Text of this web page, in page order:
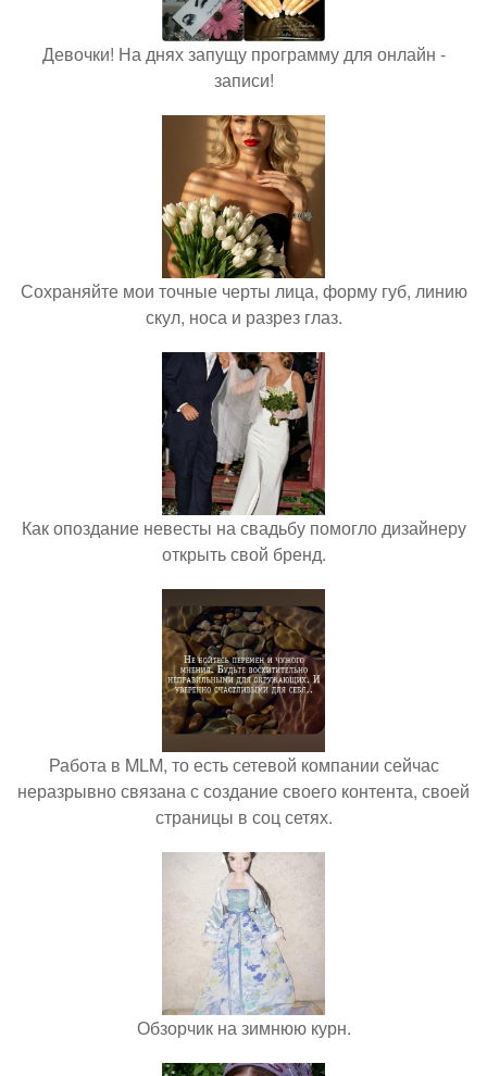
Девочки! На днях запущу программу для онлайн -
записи!
Сохраняйте мои точные черты лица, форму губ, линию
скул, носа и разрез глаз.
Как опоздание невесты на свадьбу помогло дизайнеру
открыть свой бренд.
Работа в MLM, то есть сетевой компании сейчас
неразрывно связана с создание своего контента, своей
страницы в соц сетях.
Обзорчик на зимнюю курн.